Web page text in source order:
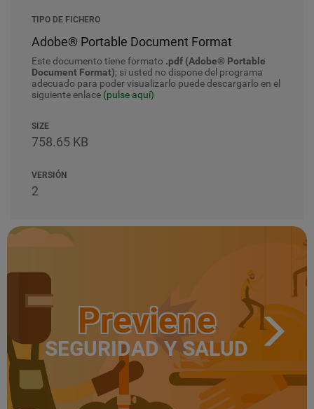
TIPO DE FICHERO
Adobe® Portable Document Format
Este documento tiene formato .pdf (Adobe® Portable
Document Format); si usted no dispone del programa
adecuado para poder visualizarlo puede descargarlo en el
siguiente enlace (pulse aquí)
SIZE
758.65 KB
VERSIÓN
2
Previene
SEGURIDAD Y SALUD